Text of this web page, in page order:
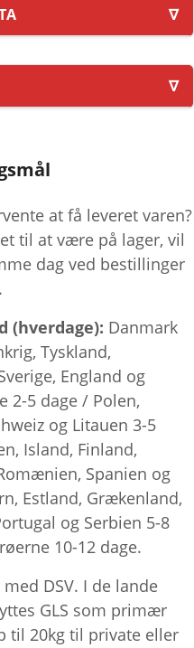
at få leveret varen?
til at være på lager, vil
dag ved bestillinger
(hverdage): Danmark
Tyskland,
England og
2-5 dage / Polen,
og Litauen 3-5
Island, Finland,
Spanien og
Estland, Grækenland,
og Serbien 5-8
10-12 dage.
DSV. I de lande
GLS som primær
til 20kg til private eller